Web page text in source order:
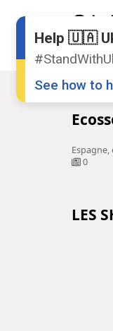
Espagne,
0
LES
Help 🇺🇦
See how to